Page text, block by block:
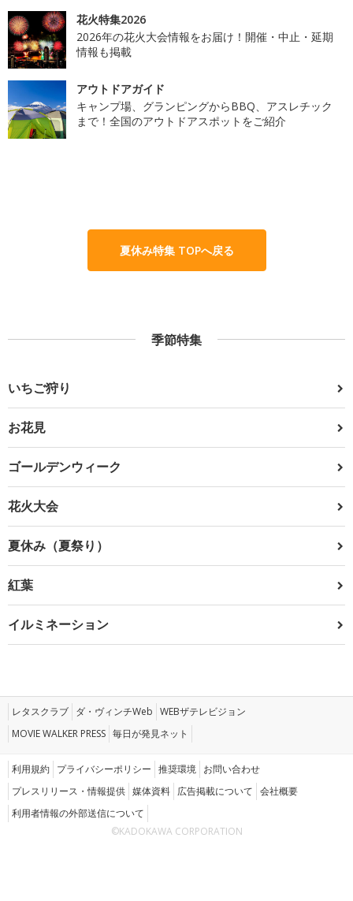
花火特集2026
2026年の花火大会情報をお届け！開催・中止・延期
情報も掲載
アウトドアガイド
キャンプ場、グランピングからBBQ、アスレチック
まで！全国のアウトドアスポットをご紹介
夏休み特集 TOPへ戻る
季節特集
いちご狩り
お花見
ゴールデンウィーク
花火大会
夏休み（夏祭り）
紅葉
イルミネーション
レタスクラブ ダ・ヴィンチWeb WEBザテレビジョン
MOVIE WALKER PRESS 毎日が発見ネット
利用規約 プライバシーポリシー 推奨環境 お問い合わせ
プレスリリース・情報提供 媒体資料 広告掲載について 会社概要
利用者情報の外部送信について
©KADOKAWA CORPORATION